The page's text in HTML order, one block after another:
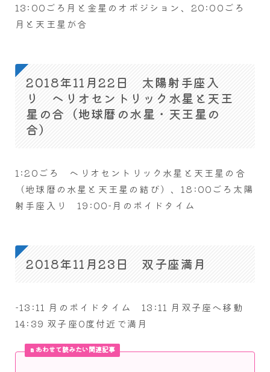
13:00ごろ月と金星のオポジション、20:00ごろ
月と天王星が合
2018年11月22日 太陽射手座入
り ヘリオセントリック水星と天王
星の合（地球暦の水星・天王星の
合）
1:20ごろ ヘリオセントリック水星と天王星の合
（地球暦の水星と天王星の結び）、18:00ごろ太陽
射手座入り 19:00-月のボイドタイム
2018年11月23日 双子座満月
-13:11 月のボイドタイム 13:11 月双子座へ移動
14:39 双子座0度付近で満月
あわせて読みたい関連記事